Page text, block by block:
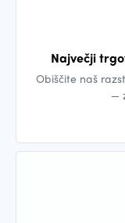
Največji
Obiščite naš
—